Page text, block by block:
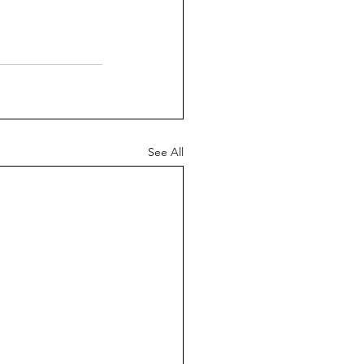
See All